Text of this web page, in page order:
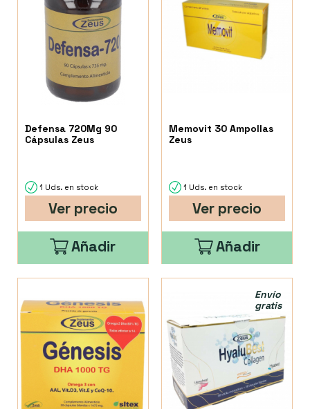
Defensa 720Mg 90
Cápsulas Zeus
1 Uds. en stock
Ver precio
Añadir
Memovit 30 Ampollas
Zeus
1 Uds. en stock
Ver precio
Añadir
Envío
gratis